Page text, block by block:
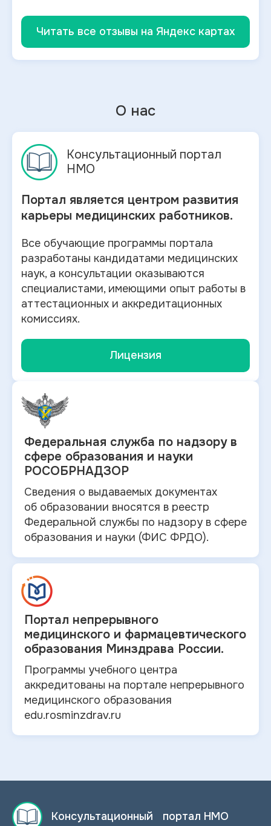
Читать все отзывы на Яндекс картах
О нас
Консультационный портал
НМО
Портал является центром развития
карьеры медицинских работников.
Все обучающие программы портала
разработаны кандидатами медицинских
наук, а консультации оказываются
специалистами, имеющими опыт работы в
аттестационных и аккредитационных
комиссиях.
Лицензия
Федеральная служба по надзору в
сфере образования и науки
РОСОБРНАДЗОР
Сведения о выдаваемых документах
об образовании вносятся в реестр
Федеральной службы по надзору в сфере
образования и науки (ФИС ФРДО).
Портал непрерывного
медицинского и фармацевтического
образования Минздрава России.
Программы учебного центра
аккредитованы на портале непрерывного
медицинского образования
edu.rosminzdrav.ru
Консультационный портал НМО